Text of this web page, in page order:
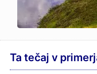
Ta tečaj v